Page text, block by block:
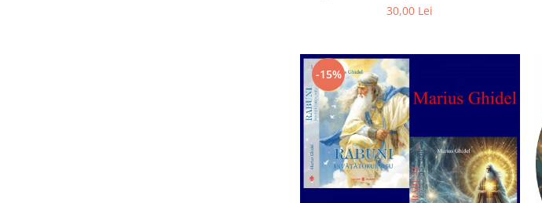
30,00 Lei
-15%